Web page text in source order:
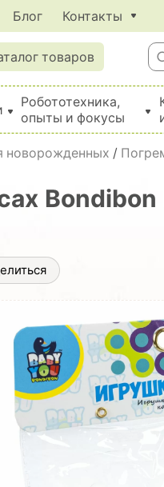
Блог Контакты
товаров
Робототехника,
опыты и фокусы
новорожденных /
Bondibon